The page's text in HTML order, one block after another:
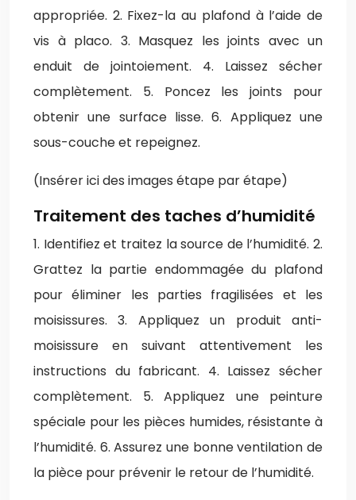
appropriée. 2. Fixez-la au plafond à l’aide de
vis à placo. 3. Masquez les joints avec un
enduit de jointoiement. 4. Laissez sécher
complètement. 5. Poncez les joints pour
obtenir une surface lisse. 6. Appliquez une
sous-couche et repeignez.
(Insérer ici des images étape par étape)
Traitement des taches d’humidité
1. Identifiez et traitez la source de l’humidité. 2.
Grattez la partie endommagée du plafond
pour éliminer les parties fragilisées et les
moisissures. 3. Appliquez un produit anti-
moisissure en suivant attentivement les
instructions du fabricant. 4. Laissez sécher
complètement. 5. Appliquez une peinture
spéciale pour les pièces humides, résistante à
l’humidité. 6. Assurez une bonne ventilation de
la pièce pour prévenir le retour de l’humidité.